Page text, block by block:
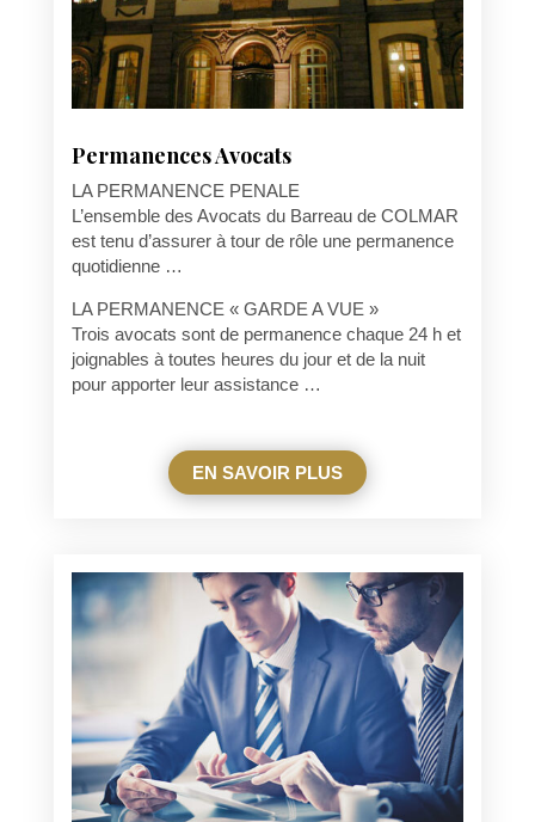
Permanences Avocats
LA PERMANENCE PENALE
L’ensemble des Avocats du Barreau de COLMAR
est tenu d’assurer à tour de rôle une permanence
quotidienne …
LA PERMANENCE « GARDE A VUE »
Trois avocats sont de permanence chaque 24 h et
joignables à toutes heures du jour et de la nuit
pour apporter leur assistance …
EN SAVOIR PLUS